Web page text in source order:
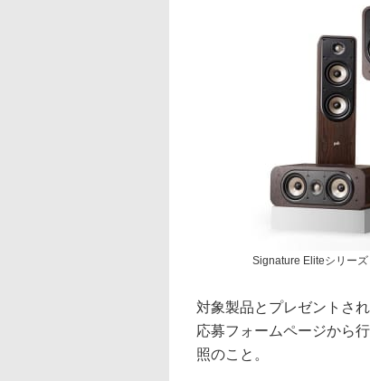
Signature Eliteシリーズ
対象製品とプレゼントさ
応募フォームページから
照のこと。